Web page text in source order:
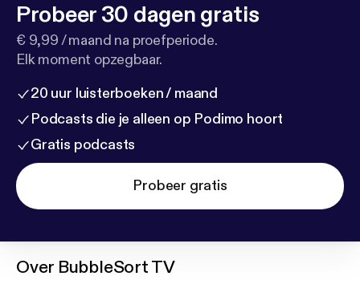
Probeer 30 dagen gratis
€ 9,99 / maand na proefperiode.
Elk moment opzegbaar.
20 uur luisterboeken / maand
Podcasts die je alleen op Podimo hoort
Gratis podcasts
Probeer gratis
Over BubbleSort TV